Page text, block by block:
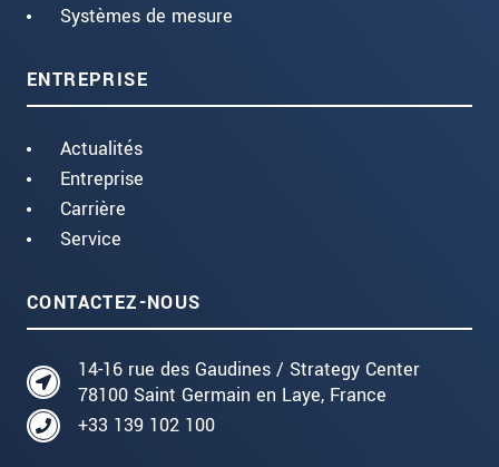
Systèmes de mesure
ENTREPRISE
Actualités
Entreprise
Carrière
Service
CONTACTEZ-NOUS
14-16 rue des Gaudines / Strategy Center
78100 Saint Germain en Laye, France
+33 139 102 100